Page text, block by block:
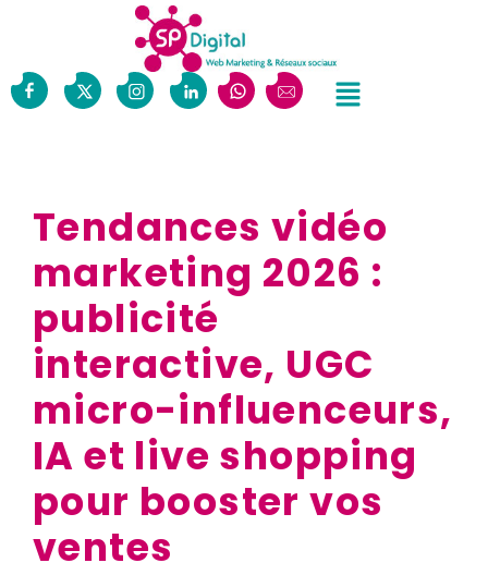
Tendances vidéo
marketing 2026 :
publicité
interactive, UGC
micro-influenceurs,
IA et live shopping
pour booster vos
ventes